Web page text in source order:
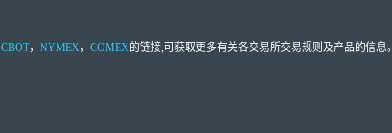
CBOT， NYMEX ， COMEX的链接,可获取更多有关各交易所交易规则及产品的信息。